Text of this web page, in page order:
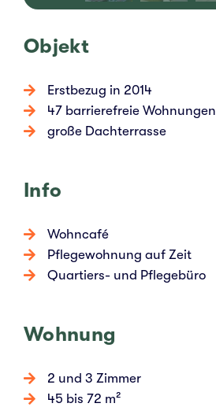
Objekt
Erst­be­zug in 2014
47 bar­rie­re­freie Woh­nun­gen
große Dach­ter­ras­se
Info
Wohn­ca­fé
Pfle­ge­woh­nung auf Zeit
Quar­tiers- und Pfle­ge­bü­ro
Woh­nung
2 und 3 Zimmer
45 bis 72 m²